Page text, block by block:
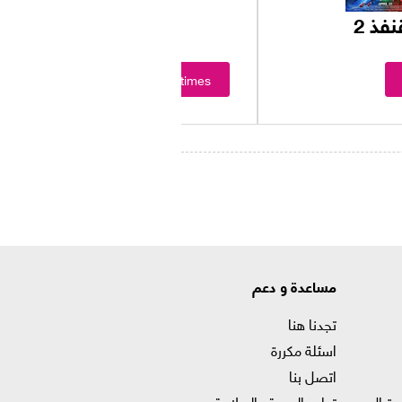
2
Showtimes
مساعدة و دعم
تجدنا هنا
اسئلة مكررة
اتصل بنا